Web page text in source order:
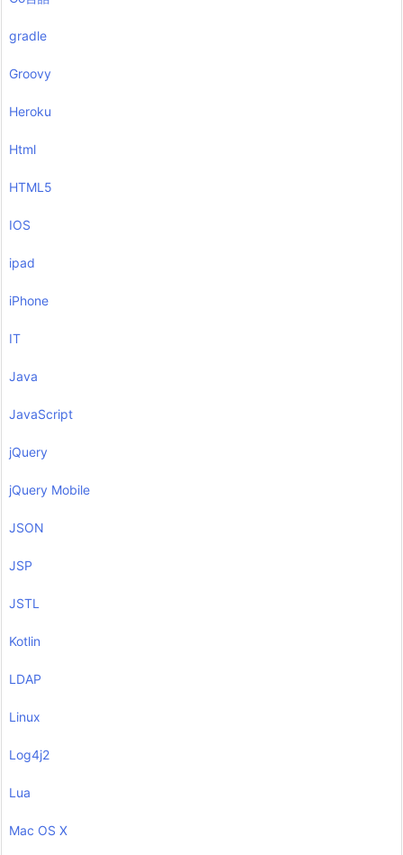
gradle
Groovy
Heroku
Html
HTML5
IOS
ipad
iPhone
IT
Java
JavaScript
jQuery
jQuery Mobile
JSON
JSP
JSTL
Kotlin
LDAP
Linux
Log4j2
Lua
Mac OS X